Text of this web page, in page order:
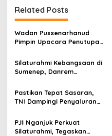
a
s
i
o
Related Posts
Wadan Pussenarhanud
Pimpin Upacara Penutupan
KDKMP Tahun 2026 di
Pusdikarhanud
Silaturahmi Kebangsaan di
Sumenep, Danrem
Semua Elemen Bersatu
Bangun Madura
Pastikan Tepat Sasaran,
TNI Dampingi Penyaluran
PJI Nganjuk Perkuat
Silaturahmi, Tegaskan